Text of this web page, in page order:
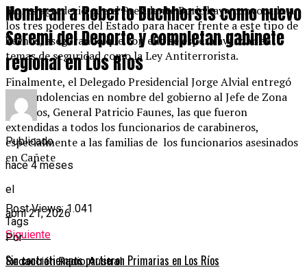
Flores agradeció que el Presidente Boric haya convocado a
los tres poderes del Estado para hacer frente a este tipo de
hechos, asegurando que con ello se espera avanzar en
temas de seguridad como la Ley Antiterrorista.
Finalmente, el Delegado Presidencial Jorge Alvial entregó
sus condolencias en nombre del gobierno al Jefe de Zona
Los Ríos, General Patricio Faunes, las que fueron
extendidas a todos los funcionarios de carabineros,
especialmente a las familias de los funcionarios asesinados
en Cañete
Post Views: 1.041
Tags
Siguiente
Sin contratiempos partieron Primarias en Los Ríos
Nombran a Roberto Buchhorsts como nuevo
Seremi del Deporte y completan gabinete
regional en Los Ríos
Publicado
hace 4 meses
el
abril 21, 2026
Por
Redacción Radio Austral